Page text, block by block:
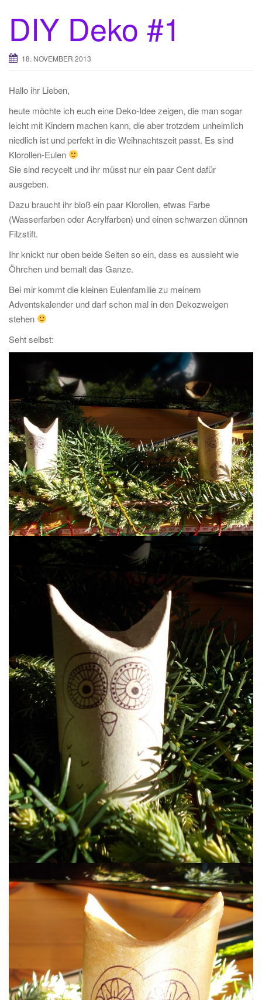
DIY Deko #1
18. NOVEMBER 2013
Hallo ihr Lieben,
heute möchte ich euch eine Deko-Idee zeigen, die man sogar
leicht mit Kindern machen kann, die aber trotzdem unheimlich
niedlich ist und perfekt in die Weihnachtszeit passt. Es sind
Klorollen-Eulen
Sie sind recycelt und ihr müsst nur ein paar Cent dafür
ausgeben.
Dazu braucht ihr bloß ein paar Klorollen, etwas Farbe
(Wasserfarben oder Acrylfarben) und einen schwarzen dünnen
Filzstift.
Ihr knickt nur oben beide Seiten so ein, dass es aussieht wie
Öhrchen und bemalt das Ganze.
Bei mir kommt die kleinen Eulenfamilie zu meinem
Adventskalender und darf schon mal in den Dekozweigen
stehen
Seht selbst: